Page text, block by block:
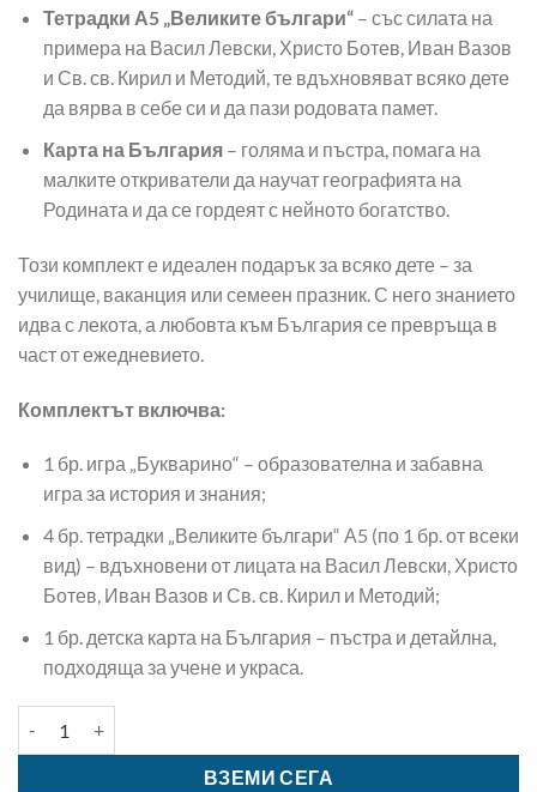
Тетрадки А5 „Великите българи“– със силата на
примера на Васил Левски, Христо Ботев, Иван Вазов
и Св. св. Кирил и Методий, те вдъхновяват всяко дете
да вярва в себе си и да пази родовата памет.
Карта на България– голяма и пъстра, помага на
малките откриватели да научат географията на
Родината и да се гордеят с нейното богатство.
Този комплект е идеален подарък за всяко дете – за
училище, ваканция или семеен празник. С него знанието
идва с лекота, а любовта към България се превръща в
част от ежедневието.
Комплектът включва:
1 бр. игра „Букварино“ – образователна и забавна
игра за история и знания;
4 бр. тетрадки „Великите българи“ А5 (по 1 бр. от всеки
вид) – вдъхновени от лицата на Васил Левски, Христо
Ботев, Иван Вазов и Св. св. Кирил и Методий;
1 бр. детска карта на България – пъстра и детайлна,
подходяща за учене и украса.
ВЗЕМИ СЕГА